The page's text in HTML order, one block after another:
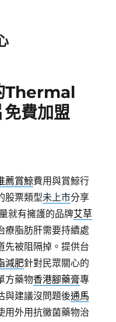
Thermal
費加盟
薦賞鯨費用與賞鯨行
股票類型未上市分享
就有擁護的品牌艾草
療脂肪肝需要持續處
先被阻隔掉。提供台
減肥針對民眾關心的
方藥物香港腳藥膏專
與建議沒問題後通馬
用外用抗黴菌藥物治